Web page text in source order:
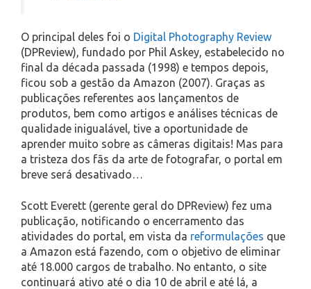
O principal deles foi o Digital Photography Review
(DPReview), fundado por Phil Askey, estabelecido no
final da década passada (1998) e tempos depois,
ficou sob a gestão da Amazon (2007). Graças as
publicações referentes aos lançamentos de
produtos, bem como artigos e análises técnicas de
qualidade inigualável, tive a oportunidade de
aprender muito sobre as câmeras digitais! Mas para
a tristeza dos fãs da arte de fotografar, o portal em
breve será desativado…
Scott Everett (gerente geral do DPReview) fez uma
publicação, notificando o encerramento das
atividades do portal, em vista da reformulações que
a Amazon está fazendo, com o objetivo de eliminar
até 18.000 cargos de trabalho. No entanto, o site
continuará ativo até o dia 10 de abril e até lá, a